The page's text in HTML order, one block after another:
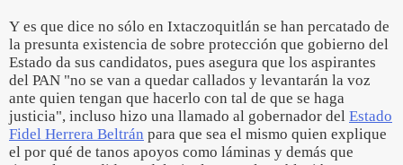
Y es que dice no sólo en Ixtaczoquitlán se han percatado de
la presunta existencia de sobre protección que gobierno del
Estado da sus candidatos, pues asegura que los aspirantes
del PAN "no se van a quedar callados y levantarán la voz
ante quien tengan que hacerlo con tal de que se haga
justicia", incluso hizo una llamado al gobernador del Estado
Fidel Herrera Beltrán para que sea el mismo quien explique
el por qué de tanos apoyos como láminas y demás que